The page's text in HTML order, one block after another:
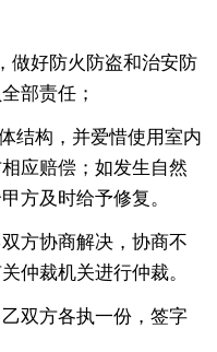
做好防火防盗和治安防
部责任；
结构，并爱惜使用室内
应赔偿；如发生自然
方及时给予修复。
方协商解决，协商不
仲裁机关进行仲裁。
双方各执一份，签字